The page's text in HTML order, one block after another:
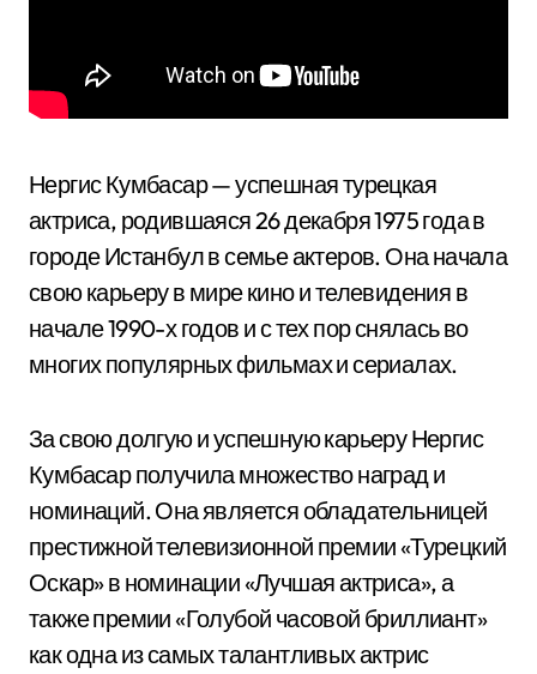
Нергис Кумбасар — успешная турецкая
актриса, родившаяся 26 декабря 1975 года в
городе Истанбул в семье актеров. Она начала
свою карьеру в мире кино и телевидения в
начале 1990-х годов и с тех пор снялась во
многих популярных фильмах и сериалах.
За свою долгую и успешную карьеру Нергис
Кумбасар получила множество наград и
номинаций. Она является обладательницей
престижной телевизионной премии «Турецкий
Оскар» в номинации «Лучшая актриса», а
также премии «Голубой часовой бриллиант»
как одна из самых талантливых актрис